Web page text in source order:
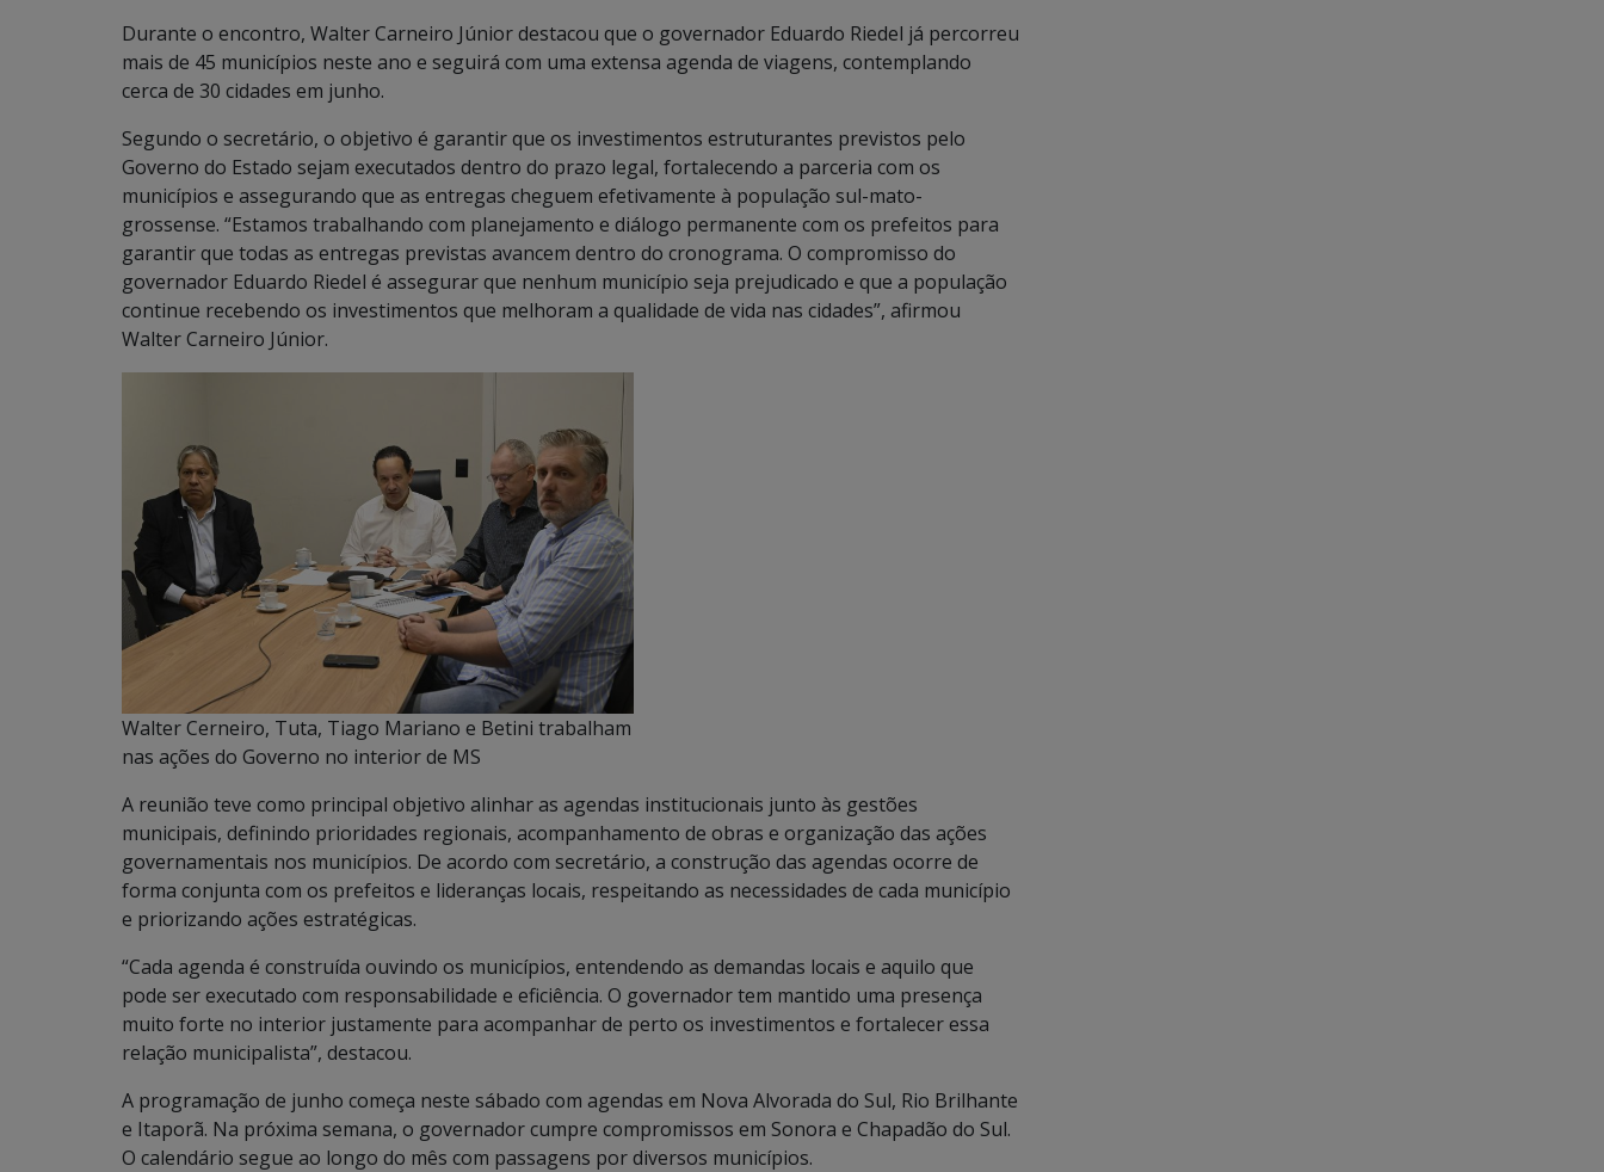
Durante o encontro, Walter Carneiro Júnior destacou que o governador Eduardo Riedel já percorreu
mais de 45 municípios neste ano e seguirá com uma extensa agenda de viagens, contemplando
cerca de 30 cidades em junho.
Segundo o secretário, o objetivo é garantir que os investimentos estruturantes previstos pelo
Governo do Estado sejam executados dentro do prazo legal, fortalecendo a parceria com os
municípios e assegurando que as entregas cheguem efetivamente à população sul-mato-
grossense. “Estamos trabalhando com planejamento e diálogo permanente com os prefeitos para
garantir que todas as entregas previstas avancem dentro do cronograma. O compromisso do
governador Eduardo Riedel é assegurar que nenhum município seja prejudicado e que a população
continue recebendo os investimentos que melhoram a qualidade de vida nas cidades”, afirmou
Walter Carneiro Júnior.
Walter Cerneiro, Tuta, Tiago Mariano e Betini trabalham
nas ações do Governo no interior de MS
A reunião teve como principal objetivo alinhar as agendas institucionais junto às gestões
municipais, definindo prioridades regionais, acompanhamento de obras e organização das ações
governamentais nos municípios. De acordo com secretário, a construção das agendas ocorre de
forma conjunta com os prefeitos e lideranças locais, respeitando as necessidades de cada município
e priorizando ações estratégicas.
“Cada agenda é construída ouvindo os municípios, entendendo as demandas locais e aquilo que
pode ser executado com responsabilidade e eficiência. O governador tem mantido uma presença
muito forte no interior justamente para acompanhar de perto os investimentos e fortalecer essa
relação municipalista”, destacou.
A programação de junho começa neste sábado com agendas em Nova Alvorada do Sul, Rio Brilhante
e Itaporã. Na próxima semana, o governador cumpre compromissos em Sonora e Chapadão do Sul.
O calendário segue ao longo do mês com passagens por diversos municípios.